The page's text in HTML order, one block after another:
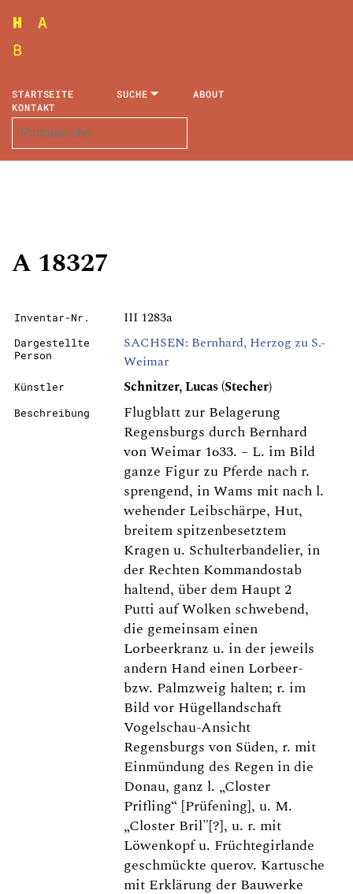
STARTSEITE SUCHE
ABOUT
KONTAKT
A 18327
Inventar-Nr. III 1283a
Dargestellte
Person
SACHSEN: Bernhard, Herzog zu S.-
Weimar
Künstler Schnitzer, Lucas (Stecher)
Beschreibung
Flugblatt zur Belagerung
Regensburgs durch Bernhard
von Weimar 1633. – L. im Bild
ganze Figur zu Pferde nach r.
sprengend, in Wams mit nach l.
wehender Leibschärpe, Hut,
breitem spitzenbesetztem
Kragen u. Schulterbandelier, in
der Rechten Kommandostab
haltend, über dem Haupt 2
Putti auf Wolken schwebend,
die gemeinsam einen
Lorbeerkranz u. in der jeweils
andern Hand einen Lorbeer-
bzw. Palmzweig halten; r. im
Bild vor Hügellandschaft
Vogelschau-Ansicht
Regensburgs von Süden, r. mit
Einmündung des Regen in die
Donau, ganz l. „Closter
Prifling“ [Prüfening], u. M.
„Closter Bril"[?], u. r. mit
Löwenkopf u. Früchtegirlande
geschmückte querov. Kartusche
mit Erklärung der Bauwerke